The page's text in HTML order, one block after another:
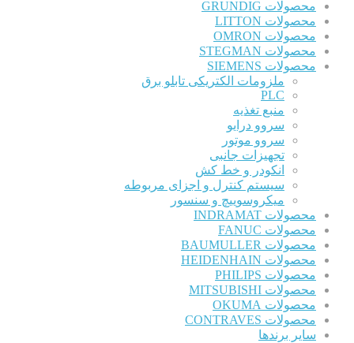
محصولات GRUNDIG
محصولات LITTON
محصولات OMRON
محصولات STEGMAN
محصولات SIEMENS
ملزومات الکتریکی تابلو برق
PLC
منبع تغذیه
سروو درایو
سروو موتور
تجهیزات جانبی
انکودر و خط کش
سیستم کنترل و اجزای مربوطه
میکروسوییچ و سنسور
محصولات INDRAMAT
محصولات FANUC
محصولات BAUMULLER
محصولات HEIDENHAIN
محصولات PHILIPS
محصولات MITSUBISHI
محصولات OKUMA
محصولات CONTRAVES
سایر برندها